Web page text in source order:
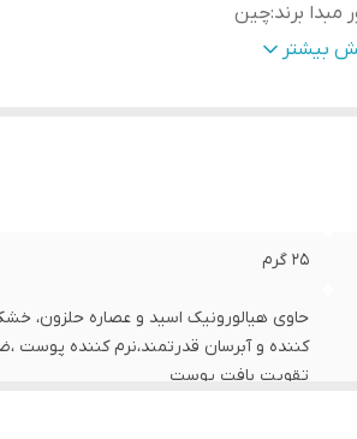
مبدا برند:چین
بیشتر
۲۵ گرم
حاوی هیالورونیک اسید و عصاره حلزون،
کننده و آبرسان قدرتمند،نرم کننده پوست
تقویت بافت پوست